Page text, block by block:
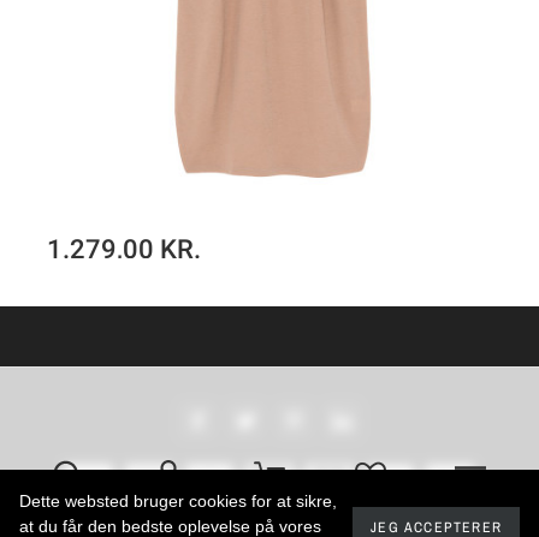
1.279,00 KR.
Dette websted bruger cookies for at sikre,
at du får den bedste oplevelse på vores
JEG ACCEPTERER